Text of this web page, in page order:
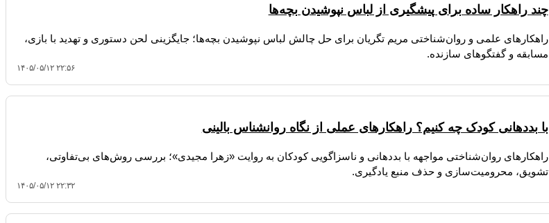
چند راهکار ساده برای پیشگیری از لباس نپوشیدن بچه‌ها
راهکارهای علمی و روان‌شناختی مریم تگریان برای حل چالش لباس نپوشیدن بچه‌ها؛ جایگزینی لحن دستوری و تهدید با بازی،
مسابقه و گفتگوهای سازنده.
۱۴۰۵/۰۵/۱۲ ۲۲:۵۶
با بددهانی کودک چه کنیم؟ راهکارهای عملی از نگاه روانشناس بالینی
راهکارهای روان‌شناختی مواجهه با بددهانی و ناسزاگویی کودکان به روایت «زهرا مجیدی»؛ بررسی روش‌های بی‌تفاوتی،
تشویق، محرومیت‌سازی و حذف منبع یادگیری.
۱۴۰۵/۰۵/۱۲ ۲۲:۳۲